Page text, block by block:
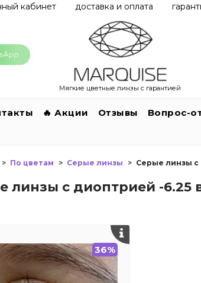
кабинет доставка и оплата
Мягкие цветные линзы с гарантией
🔥 Акции Отзывы Вопрос-
По цветам Серые линзы Серые линзы с
линзы с диоптрией -6.25
36%